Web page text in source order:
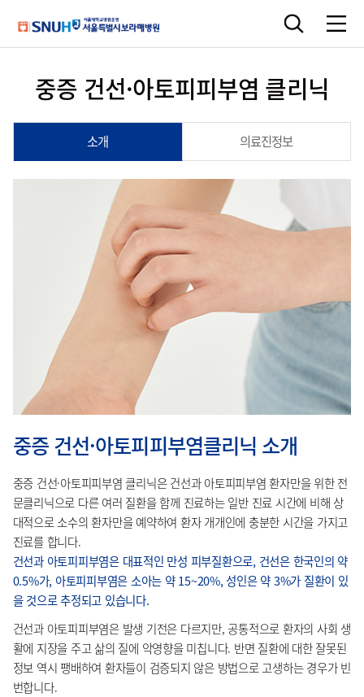
중증 건선·아토피피부염 클리닉
소개 의료진정보
중증 건선·아토피피부염클리닉 소개
중증 건선·아토피피부염 클리닉은 건선과 아토피피부염 환자만을 위한 전
문클리닉으로 다른 여러 질환을 함께 진료하는 일반 진료 시간에 비해 상
대적으로 소수의 환자만을 예약하여 환자 개개인에 충분한 시간을 가지고
진료를 합니다.
건선과 아토피피부염은 대표적인 만성 피부질환으로, 건선은 한국인의 약
0.5%가, 아토피피부염은 소아는 약 15~20%, 성인은 약 3%가 질환이 있
을 것으로 추정되고 있습니다.
건선과 아토피피부염은 발생 기전은 다르지만, 공통적으로 환자의 사회 생
활에 지장을 주고 삶의 질에 악영향을 미칩니다. 반면 질환에 대한 잘못된
정보 역시 팽배하여 환자들이 검증되지 않은 방법으로 고생하는 경우가 빈
번합니다.